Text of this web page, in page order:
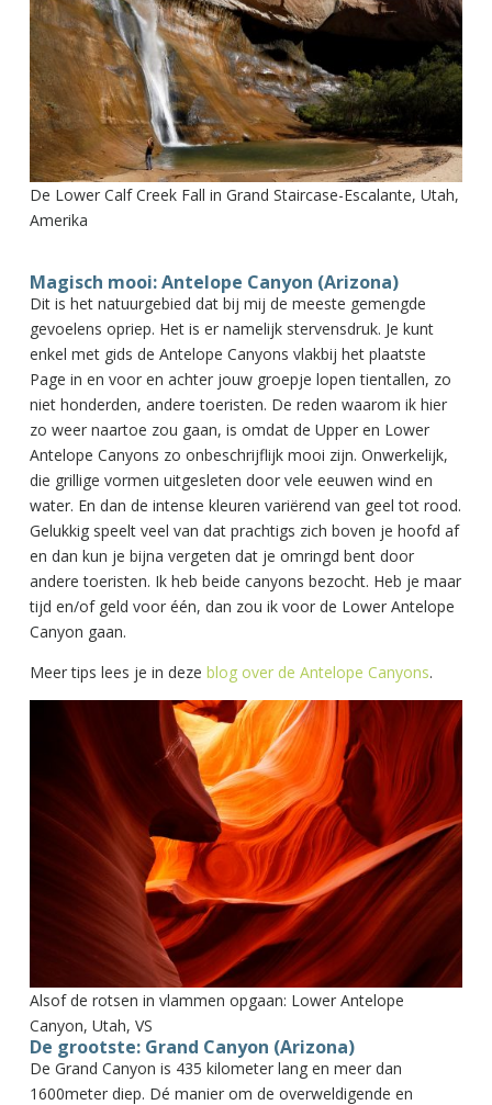
De Lower Calf Creek Fall in Grand Staircase-Escalante, Utah,
Amerika
Magisch mooi: Antelope Canyon (Arizona)
Dit is het natuurgebied dat bij mij de meeste gemengde
gevoelens opriep. Het is er namelijk stervensdruk. Je kunt
enkel met gids de Antelope Canyons vlakbij het plaatste
Page in en voor en achter jouw groepje lopen tientallen, zo
niet honderden, andere toeristen. De reden waarom ik hier
zo weer naartoe zou gaan, is omdat de Upper en Lower
Antelope Canyons zo onbeschrijflijk mooi zijn. Onwerkelijk,
die grillige vormen uitgesleten door vele eeuwen wind en
water. En dan de intense kleuren variërend van geel tot rood.
Gelukkig speelt veel van dat prachtigs zich boven je hoofd af
en dan kun je bijna vergeten dat je omringd bent door
andere toeristen. Ik heb beide canyons bezocht. Heb je maar
tijd en/of geld voor één, dan zou ik voor de Lower Antelope
Canyon gaan.
Meer tips lees je in deze blog over de Antelope Canyons.
Alsof de rotsen in vlammen opgaan: Lower Antelope
Canyon, Utah, VS
De grootste: Grand Canyon (Arizona)
De Grand Canyon is 435 kilometer lang en meer dan
1600meter diep. Dé manier om de overweldigende en